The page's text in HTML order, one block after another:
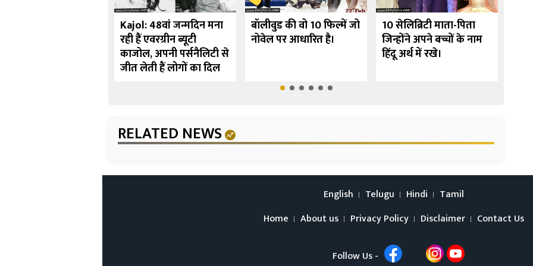
Kajol: 48वां जन्मदिन मना
रही हैं एवरग्रीन ब्यूटी
काजोल, अपनी पर्सनैलिटी से
जीत लेती हैं लोगों का दिल
बॉलीवुड की वो 10 फिल्में जो
नोवेल पर आधारित है।
10 सेलिब्रिटी माता-पिता
जिन्होंने अपने बच्चों के नाम
हिंदू अर्थ में रखे।
RELATED NEWS
English Telugu Hindi
Tamil
Home
About us Privacy Policy Disclaimer Contact Us
Follow Us -